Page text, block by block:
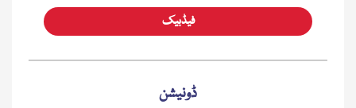
فیڈبیک
ڈونیشن